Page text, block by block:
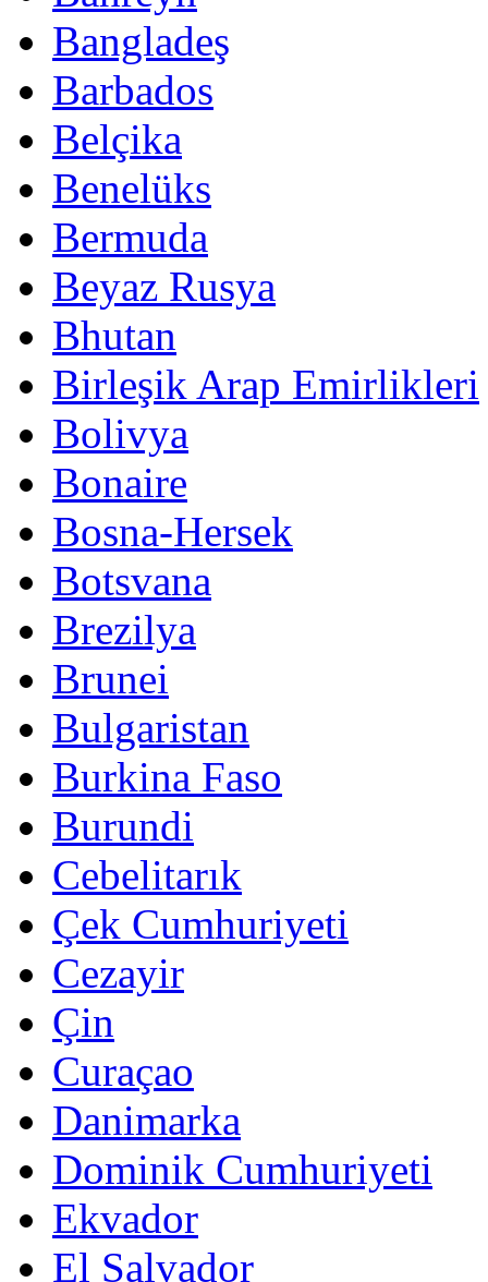
Bangladeş
Barbados
Belçika
Benelüks
Bermuda
Beyaz Rusya
Bhutan
Birleşik Arap Emirlikleri
Bolivya
Bonaire
Bosna-Hersek
Botsvana
Brezilya
Brunei
Bulgaristan
Burkina Faso
Burundi
Cebelitarık
Çek Cumhuriyeti
Cezayir
Çin
Curaçao
Danimarka
Dominik Cumhuriyeti
Ekvador
El Salvador